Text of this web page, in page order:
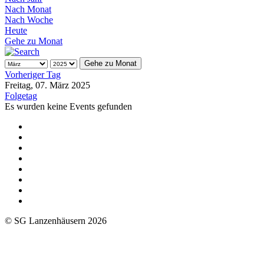
Nach Monat
Nach Woche
Heute
Gehe zu Monat
Gehe zu Monat
Vorheriger Tag
Freitag, 07. März 2025
Folgetag
Es wurden keine Events gefunden
© SG Lanzenhäusern 2026